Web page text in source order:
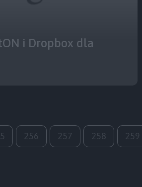
i Dropbox dla
256 257 258 259